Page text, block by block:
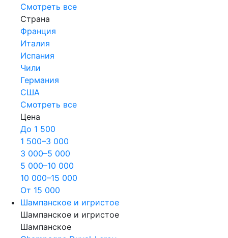
Смотреть все
Страна
Франция
Италия
Испания
Чили
Германия
США
Смотреть все
Цена
До 1 500
1 500–3 000
3 000–5 000
5 000–10 000
10 000–15 000
От 15 000
Шампанское и игристое
Шампанское и игристое
Шампанское